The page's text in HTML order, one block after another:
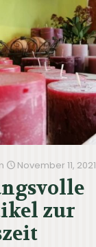
November 11, 2021
zur